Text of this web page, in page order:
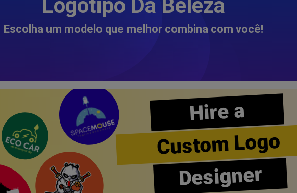
Logotipo Da Beleza
Escolha um modelo que melhor combina com você!
Hire a
Custom Logo
Designer